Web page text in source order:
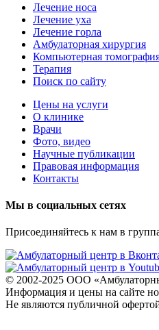
Лечение носа
Лечение уха
Лечение горла
Амбулаторная хирургия
Компьютерная
Терапия
Поиск по сайту
Цены на услуги
О клинике
Врачи
Фото, видео
Научные публикации
Правовая информация
Контакты
Мы в социальных сетях
Присоединяйтесь к нам в
© 2002-2025 ООО
Информация и цены на сайте
Не являются публичной